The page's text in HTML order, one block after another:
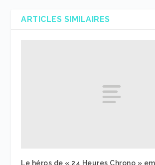
ARTICLES SIMILAIRES
Le héros de « 24 Heures Chrono »